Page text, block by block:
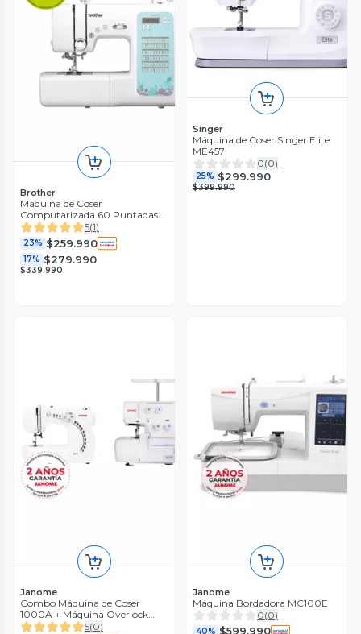
Brother
Máquina de Coser
Computarizada 60 Puntadas
CS6000XL
5(1)
23% $259.990
17% $279.990
$339.990
Singer
Máquina de Coser Singer Elite
ME457
0(0)
25% $299.990
$399.990
Janome
Combo Máquina de Coser
1000A + Máquina Overlock
8002D
5(0)
Janome
Máquina Bordadora MC100E
0(0)
40% $599.990